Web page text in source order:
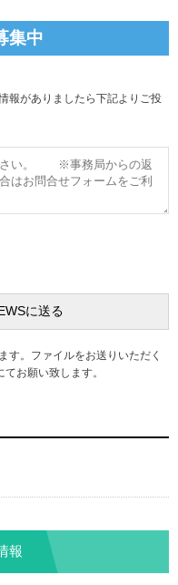
集中
報がありましたら下記よりご投
。ファイルをお送りいただく
てお願い致します。
報